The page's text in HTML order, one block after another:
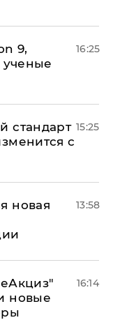
9,
ученые
16:25
стандарт
с
15:25
новая
13:58
новые
16:14